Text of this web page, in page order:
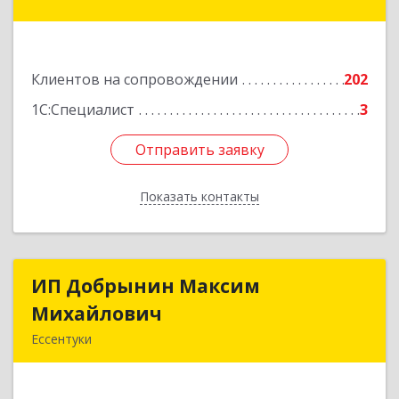
Клиентов на сопровождении
202
1С:Специалист
3
Отправить заявку
Показать контакты
Подробнее
Отправить заявку
Назад
ИП Добрынин Максим
Михайлович
Ессентуки
ИП Добрынин Максим